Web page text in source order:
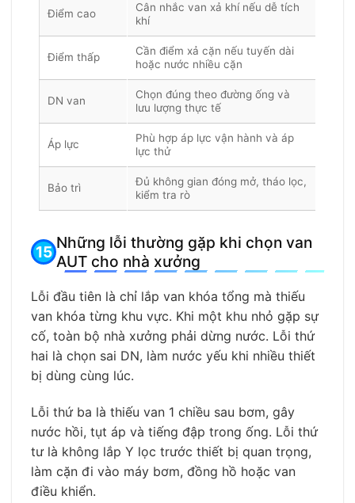
Điểm cao
Cân nhắc van xả khí nếu dễ tích
khí
Điểm thấp
Cần điểm xả cặn nếu tuyến dài
hoặc nước nhiều cặn
DN van
Chọn đúng theo đường ống và
lưu lượng thực tế
Áp lực
Phù hợp áp lực vận hành và áp
lực thử
Bảo trì
Đủ không gian đóng mở, tháo lọc,
kiểm tra rò
Những lỗi thường gặp khi chọn van
AUT cho nhà xưởng
Lỗi đầu tiên là chỉ lắp van khóa tổng mà thiếu
van khóa từng khu vực. Khi một khu nhỏ gặp sự
cố, toàn bộ nhà xưởng phải dừng nước. Lỗi thứ
hai là chọn sai DN, làm nước yếu khi nhiều thiết
bị dùng cùng lúc.
Lỗi thứ ba là thiếu van 1 chiều sau bơm, gây
nước hồi, tụt áp và tiếng đập trong ống. Lỗi thứ
tư là không lắp Y lọc trước thiết bị quan trọng,
làm cặn đi vào máy bơm, đồng hồ hoặc van
điều khiển.